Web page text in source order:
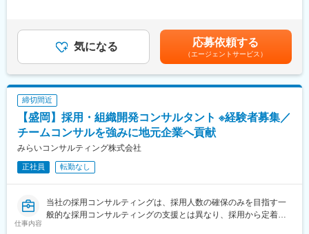
て、他のエキスパートによる協力と刺激を受けながら自身の専門
スキルを磨くことが出来る環境です。
＜広範囲な取り扱い業務＞
中小企業が主な顧問先になりますが、医療法人、公益法人、社会
福祉法人、地方公共団体、海外法人、そして個人と、幅広いお客
様に対して、税務サービスを提供しています。お仕事を通じて、
幅広い分野での税務・会計業務を経験出来ます。
変更の範囲：会社の定める業務
相続コンサルティング
・相続税申告または手続き代行業務
・相続人とのヒアリングを通じた、最適な相続方法の提案
・不動産や金融資産などの相続財産についての調査・評価
・新規顧客に向けた相続コンサル業務
・新規顧客に向けた事業承継コンサル業務
・法人オーナーへ向けた辻本郷のグループソリューション提案
（保険・不動産・М＆A・ITソフト提案） など
上記の中から、経験や希望を考慮してお任せできるところから業
務をお願いいたします。
■特徴：
＜チーム連携＞
＞※給与詳細は資格、経験・前職等を考慮の上同社規定により決定
■昇給：原則年1回■賞与：年2回■インセンティブ制度あり※管理監
督者として採用となった場合は固定残業の支給はありません。賃
金はあくまでも目安の金額であり、選考を通じて上下する可能性
があります。月給(月額)は固定手当を含めた表記です。
気になる 応募依頼する
（エージェントサービス）
締切間近
【盛岡】採用・組織開発コンサルタント ※経験者募集／
チームコンサルを強みに地元企業へ貢献
みらいコンサルティング株式会社
正社員 転勤なし
仕事内容
当社の採用コンサルティングは、採用人数の確保のみを目指す一
般的な採用コンサルティングの支援とは異なり、採用から定着ま